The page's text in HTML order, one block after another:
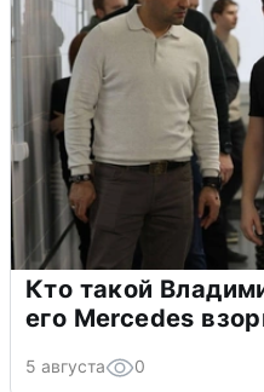
Кто такой
его Mercedes
5 августа 0